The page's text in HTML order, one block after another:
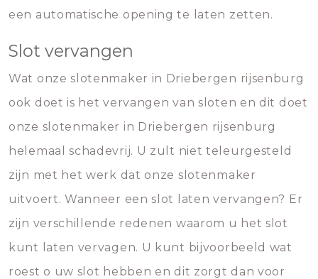
een automatische opening te laten zetten.
Slot vervangen
Wat onze slotenmaker in Driebergen rijsenburg
ook doet is het vervangen van sloten en dit doet
onze slotenmaker in Driebergen rijsenburg
helemaal schadevrij. U zult niet teleurgesteld
zijn met het werk dat onze slotenmaker
uitvoert. Wanneer een slot laten vervangen? Er
zijn verschillende redenen waarom u het slot
kunt laten vervagen. U kunt bijvoorbeeld wat
roest o uw slot hebben en dit zorgt dan voor